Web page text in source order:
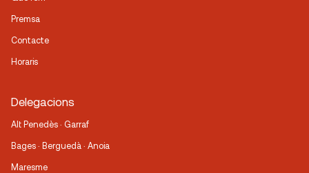
Premsa
Contacte
Horaris
Delegacions
Alt Penedès · Garraf
Bages · Berguedà · Anoia
Maresme